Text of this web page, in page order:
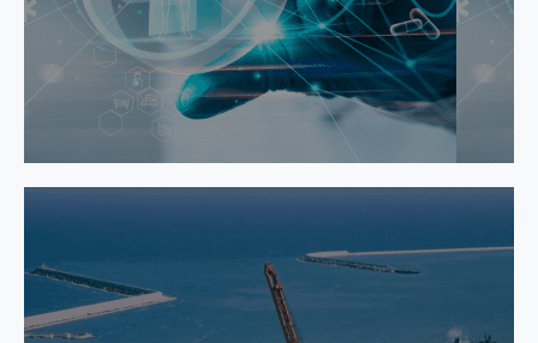
面管理能力。
了解更多
交通港口